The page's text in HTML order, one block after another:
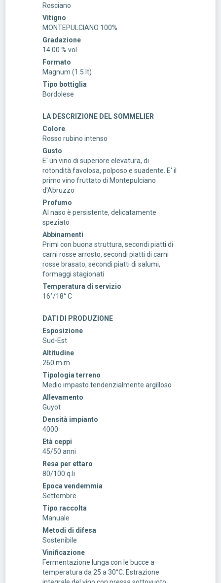
Rosciano
Vitigno
MONTEPULCIANO 100%
Gradazione
14.00 % vol.
Formato
Magnum (1.5 lt)
Tipo bottiglia
Bordolese
LA DESCRIZIONE DEL SOMMELIER
Colore
Rosso rubino intenso
Gusto
E' un vino di superiore elevatura, di
rotondità favolosa, polposo e suadente. E' il
primo vino fruttato di Montepulciano
d'Abruzzo
Profumo
Al naso è persistente, delicatamente
speziato
Abbinamenti
Primi con buona struttura, secondi piatti di
carni rosse arrosto, secondi piatti di carni
rosse brasato, secondi piatti di salumi,
formaggi stagionati
Temperatura di servizio
16°/18° C
DATI DI PRODUZIONE
Esposizione
Sud-Est
Altitudine
260 m m
Tipologia terreno
Medio impasto tendenzialmente argilloso
Allevamento
Guyot
Densità impianto
4000
Età ceppi
45/50 anni
Resa per ettaro
80/100 q.li
Epoca vendemmia
Settembre
Tipo raccolta
Manuale
Metodi di difesa
Sostenibile
Vinificazione
Fermentazione lunga con le bucce a
temperatura da 25 a 30°C. Estrazione